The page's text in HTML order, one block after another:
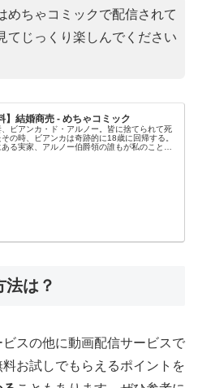
めちゃコミックで配信されて
てじっくり楽しんでください
】結婚商売 - めちゃコミック
ビアンカ・ド・アルノー。皆に捨てられて死
の時、ビアンカは奇跡的に18歳に回帰する。
る実家、アルノー伯爵領の誰もが私のことを
法は？
スの他に動画配信サービスで
お試しでもらえるポイントを